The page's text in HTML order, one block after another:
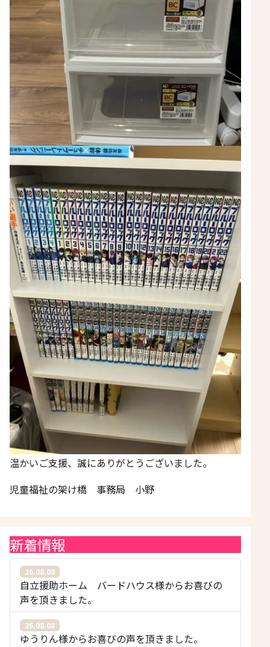
温かいご支援、誠にありがとうございました。
児童福祉の架け橋 事務局 小野
新着情報
26.08.08
自立援助ホーム バードハウス様からお喜びの
声を頂きました。
26.08.08
ゆうりん様からお喜びの声を頂きました。